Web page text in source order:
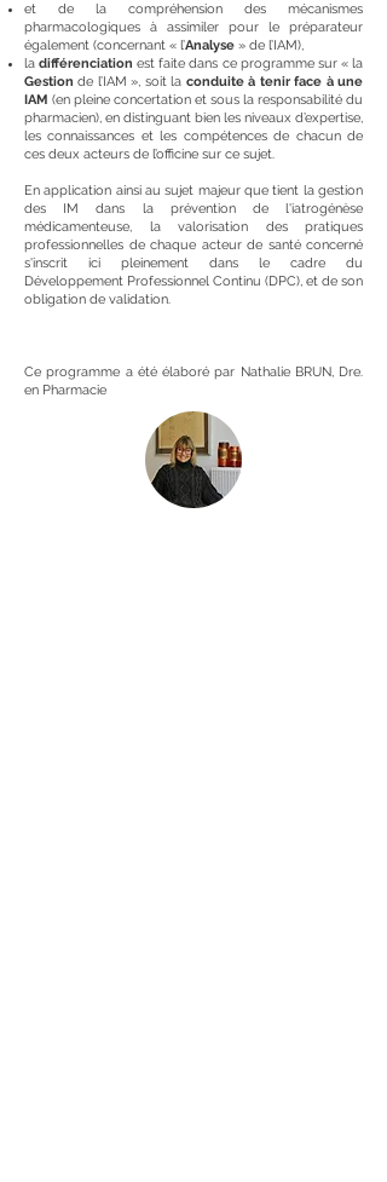
et de la compréhension des mécanismes
pharmacologiques à assimiler pour le préparateur
également (concernant « l’Analyse » de l’IAM),
ladifférenciation est faite dans ce programme sur « la
Gestion de l’IAM », soit la conduite à tenir face à une
IAM (en pleine concertation et sous la responsabilité du
pharmacien), en distinguant bien les niveaux d’expertise,
les connaissances et les compétences de chacun de
ces deux acteurs de l’officine sur ce sujet.
En application ainsi au sujet majeur que tient la gestion
des IM dans la prévention de l'iatrogénèse
médicamenteuse, la valorisation des pratiques
professionnelles de chaque acteur de santé concerné
s'inscrit ici pleinement dans le cadre du
Développement Professionnel Continu (DPC), et de son
obligation de validation.
Ce programme a été élaboré par Nathalie BRUN, Dre.
en Pharmacie